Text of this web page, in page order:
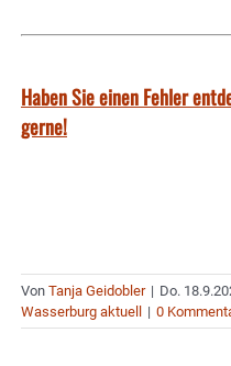
Haben Sie einen Fehler
gerne!
Von Tanja Geidobler | Do.
Wasserburg aktuell
| 0